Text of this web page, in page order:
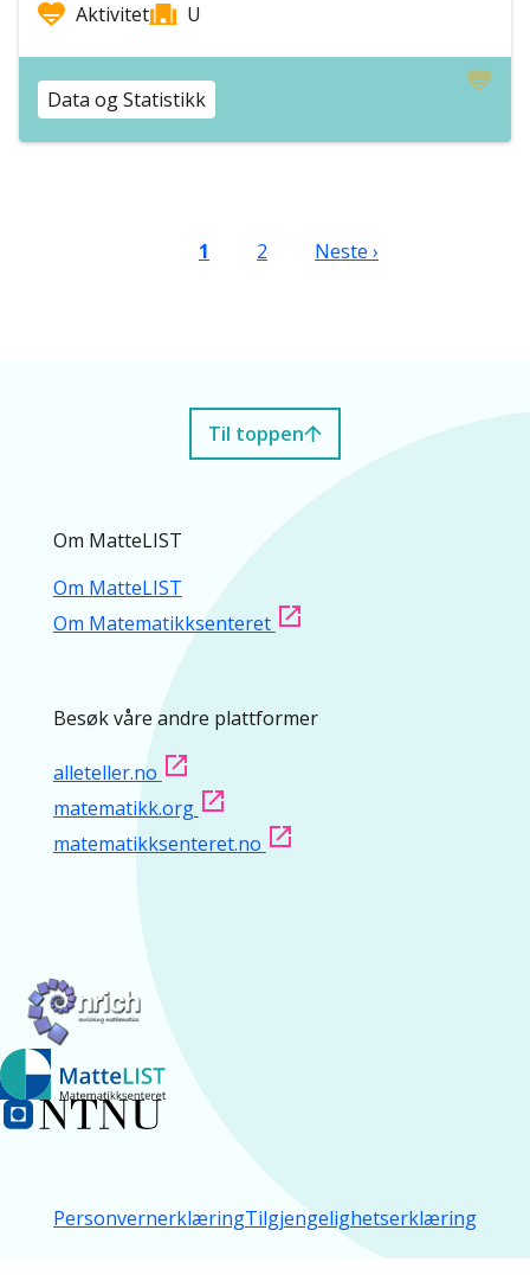
Aktivitet
U
Data og Statistikk
SiderNåværende side
1 Side
2 Neste side
Neste ›
Til toppen
Om MatteLIST
Om MatteLIST
Om Matematikksenteret
Besøk våre andre plattformer
alleteller.no
matematikk.org
matematikksenteret.no
PersonvernerklæringTilgjengelighetserklæring